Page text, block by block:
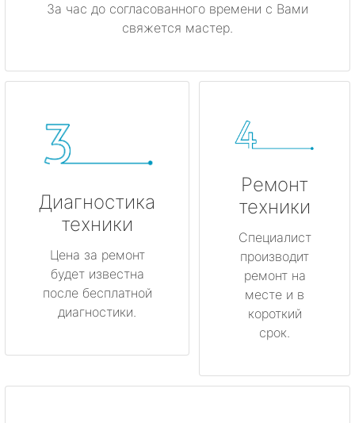
За час до согласованного времени с Вами
свяжется мастер.
Диагностика
техники
Цена за ремонт
будет известна
после бесплатной
диагностики.
Ремонт
техники
Специалист
производит
ремонт на
месте и в
короткий
срок.